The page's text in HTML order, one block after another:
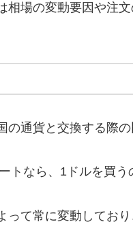
場の変動要因や注
通貨と交換する際の
トなら、1ドルを買う
って常に変動してお